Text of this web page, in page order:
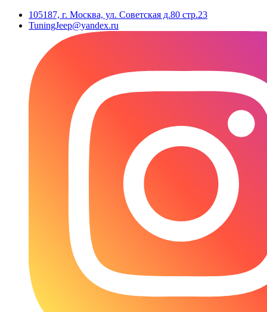
105187, г. Москва, ул. Советская д.80 стр.23
TuningJeep@yandex.ru